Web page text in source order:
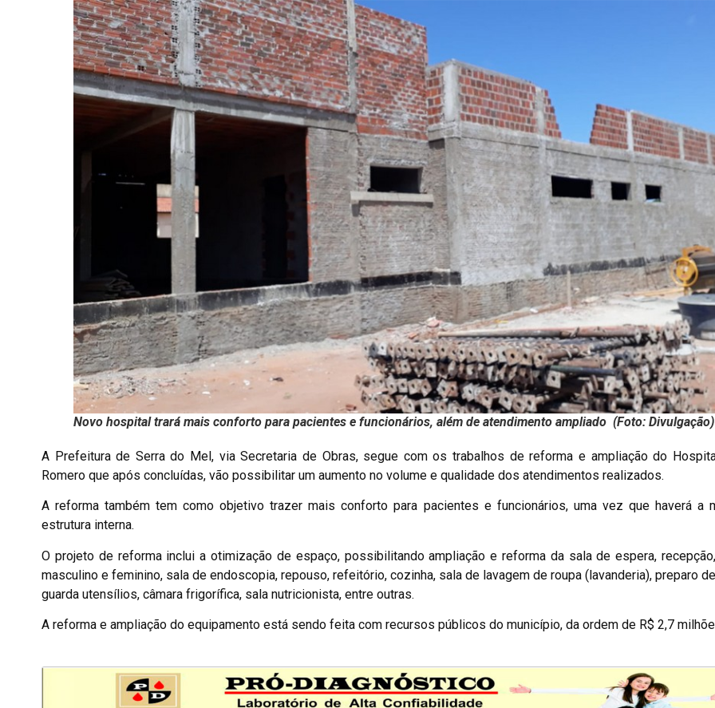
Novo hospital trará mais conforto para pacientes e funcionários, além de atendimento ampliado (Foto: Divulgação)
A Prefeitura de Serra do Mel, via Secretaria de Obras, segue com os trabalhos de reforma e ampliação do
Romero que após concluídas, vão possibilitar um aumento no volume e qualidade dos atendimentos realizados.
A reforma também tem como objetivo trazer mais conforto para pacientes e funcionários, uma vez que haverá a
estrutura interna.
O projeto de reforma inclui a otimização de espaço, possibilitando ampliação e reforma da sala de espera,
masculino e feminino, sala de endoscopia, repouso, refeitório, cozinha, sala de lavagem de roupa (lavanderia), preparo
guarda utensílios, câmara frigorífica, sala nutricionista, entre outras.
A reforma e ampliação do equipamento está sendo feita com recursos públicos do município, da ordem de R$ 2,7